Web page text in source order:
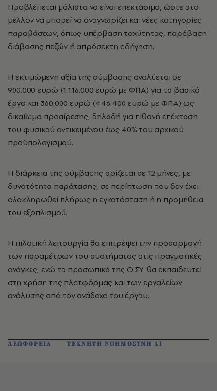
Προβλέπεται μάλιστα να είναι επεκτάσιμο, ώστε στο
μέλλον να μπορεί να αναγνωρίζει και νέες κατηγορίες
παραβάσεων, όπως υπέρβαση ταχύτητας, παράβαση
διάβασης πεζών ή απρόσεκτη οδήγηση.
Η εκτιμώμενη αξία της σύμβασης αναλύεται σε
900.000 ευρώ (1.116.000 ευρώ με ΦΠΑ) για το βασικό
έργο και 360.000 ευρώ (446.400 ευρώ με ΦΠΑ) ως
δικαίωμα προαίρεσης, δηλαδή για πιθανή επέκταση
του φυσικού αντικειμένου έως 40% του αρχικού
προϋπολογισμού.
Η διάρκεια της σύμβασης ορίζεται σε 12 μήνες, με
δυνατότητα παράτασης, σε περίπτωση που δεν έχει
ολοκληρωθεί πλήρως η εγκατάσταση ή η προμήθεια
του εξοπλισμού.
Η πιλοτική λειτουργία θα επιτρέψει την προσαρμογή
των παραμέτρων του συστήματος στις πραγματικές
ανάγκες, ενώ το προσωπικό της Ο.ΣΥ. θα εκπαιδευτεί
στη χρήση της πλατφόρμας και των εργαλείων
ανάλυσης από τον ανάδοχο του έργου.
ΛΕΩΦΟΡΕΙΑ ΤΕΧΝΗΤΗ ΝΟΗΜΟΣΥΝΗ AI